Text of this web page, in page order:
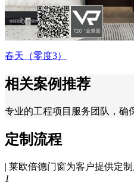
春天（零度3）
相关案例推荐
专业的工程项目服务团队，确
定制流程
| 莱欧倍德门窗为客户提供定
1